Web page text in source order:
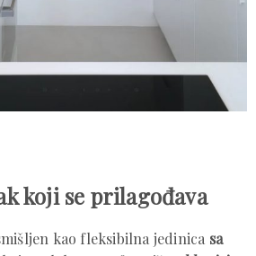
koji se prilagođava
kao fleksibilna jedinica sa